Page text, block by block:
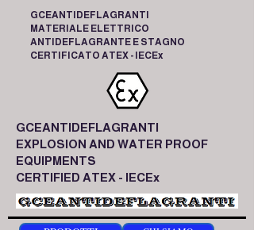
GCEANTIDEFLAGRANTI
MATERIALE ELETTRICO
ANTIDEFLAGRANTE E STAGNO
CERTIFICATO ATEX - IECEx
GCEANTIDEFLAGRANTI
EXPLOSION AND WATER PROOF
EQUIPMENTS
CERTIFIED ATEX - IECEx